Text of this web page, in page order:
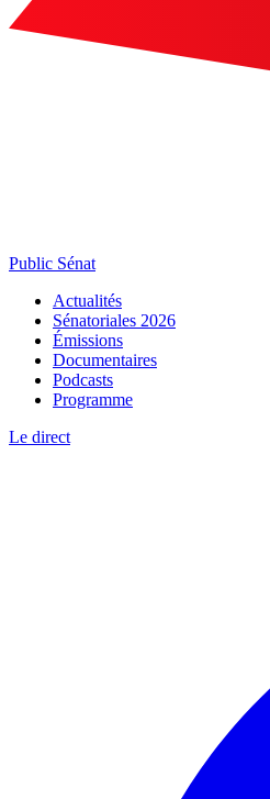
Public Sénat
Actualités
Sénatoriales 2026
Émissions
Documentaires
Podcasts
Programme
Le direct